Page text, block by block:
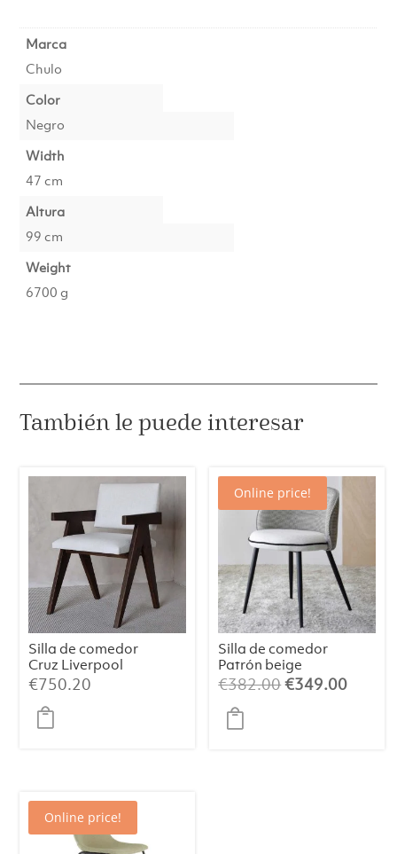
Marca
Chulo
Color
Negro
Width
47 cm
Altura
99 cm
Weight
6700 g
También le puede interesar
Silla de comedor
Cruz Liverpool
Pearl
€750.20
Online price!
Silla de comedor
Patrón beige
negro
€382.00El
€349.00El
Online price!